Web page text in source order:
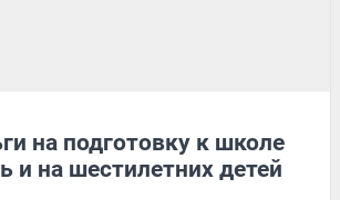
на подготовку к школе
и на шестилетних детей